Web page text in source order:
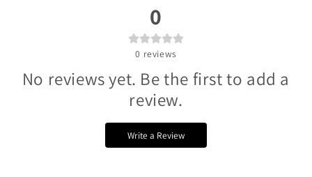
0
0 reviews
No reviews yet. Be the first to add a
review.
Write a Review